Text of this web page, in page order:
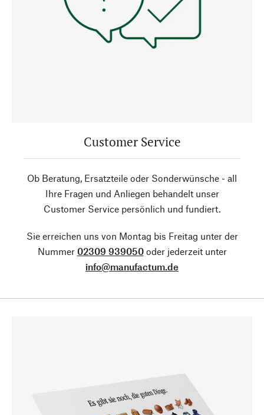
Customer Service
Ob Beratung, Ersatzteile oder Sonderwünsche - all
Ihre Fragen und Anliegen behandelt unser
Customer Service persönlich und fundiert.
Sie erreichen uns von Montag bis Freitag unter der
Nummer 02309 939050oder jederzeit unter
info@manufactum.de